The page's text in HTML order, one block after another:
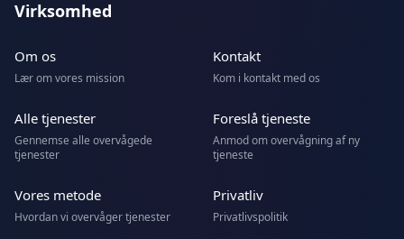
Virksomhed
Om os
Lær om vores mission
Kontakt
Kom i kontakt med os
Alle tjenester
Gennemse alle overvågede
tjenester
Foreslå tjeneste
Anmod om overvågning af ny
tjeneste
Vores metode
Hvordan vi overvåger tjenester
Privatliv
Privatlivspolitik